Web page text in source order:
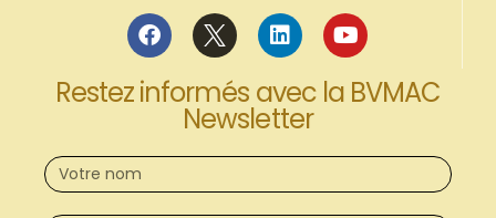
Restez informés avec la BVMAC
Newsletter